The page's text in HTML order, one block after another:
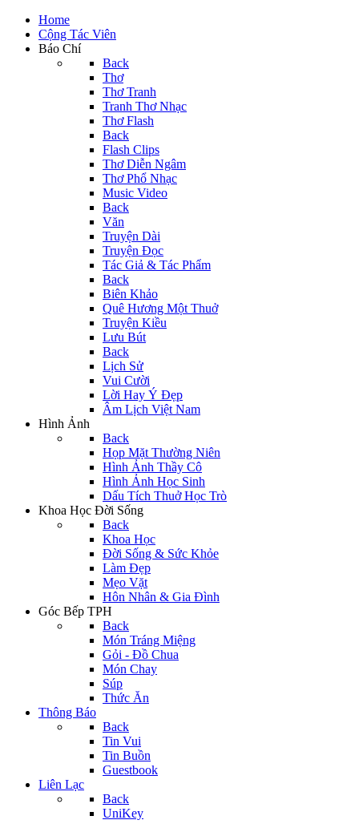
Home
Cộng Tác Viên
Báo Chí
Back
Thơ
Thơ Tranh
Tranh Thơ Nhạc
Thơ Flash
Back
Flash Clips
Thơ Diễn Ngâm
Thơ Phổ Nhạc
Music Video
Back
Văn
Truyện Dài
Truyện Đọc
Tác Giả & Tác Phẩm
Back
Biên Khảo
Quê Hương Một Thuở
Truyện Kiều
Lưu Bút
Back
Lịch Sử
Vui Cười
Lời Hay Ý Đẹp
Âm Lịch Việt Nam
Hình Ảnh
Back
Họp Mặt Thường Niên
Hình Ảnh Thầy Cô
Hình Ảnh Học Sinh
Dấu Tích Thuở Học Trò
Khoa Học Đời Sống
Back
Khoa Học
Đời Sống & Sức Khỏe
Làm Đẹp
Mẹo Vặt
Hôn Nhân & Gia Đình
Góc Bếp TPH
Back
Món Tráng Miệng
Gỏi - Đồ Chua
Món Chay
Súp
Thức Ăn
Thông Báo
Back
Tin Vui
Tin Buồn
Guestbook
Liên Lạc
Back
UniKey